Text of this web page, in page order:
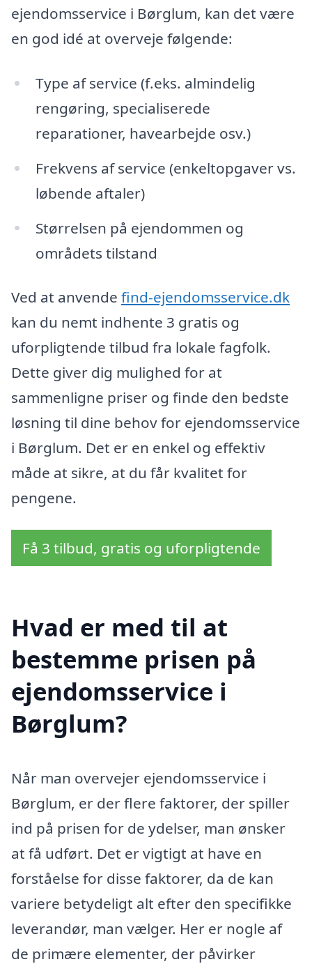
ejendomsservice i Børglum, kan det være
en god idé at overveje følgende:
Type af service (f.eks. almindelig
rengøring, specialiserede
reparationer, havearbejde osv.)
Frekvens af service (enkeltopgaver vs.
løbende aftaler)
Størrelsen på ejendommen og
områdets tilstand
Ved at anvende find-ejendomsservice.dk
kan du nemt indhente 3 gratis og
uforpligtende tilbud fra lokale fagfolk.
Dette giver dig mulighed for at
sammenligne priser og finde den bedste
løsning til dine behov for ejendomsservice
i Børglum. Det er en enkel og effektiv
måde at sikre, at du får kvalitet for
pengene.
Få 3 tilbud, gratis og uforpligtende
Hvad er med til at
bestemme prisen på
ejendomsservice i
Børglum?
Når man overvejer ejendomsservice i
Børglum, er der flere faktorer, der spiller
ind på prisen for de ydelser, man ønsker
at få udført. Det er vigtigt at have en
forståelse for disse faktorer, da de kan
variere betydeligt alt efter den specifikke
leverandør, man vælger. Her er nogle af
de primære elementer, der påvirker